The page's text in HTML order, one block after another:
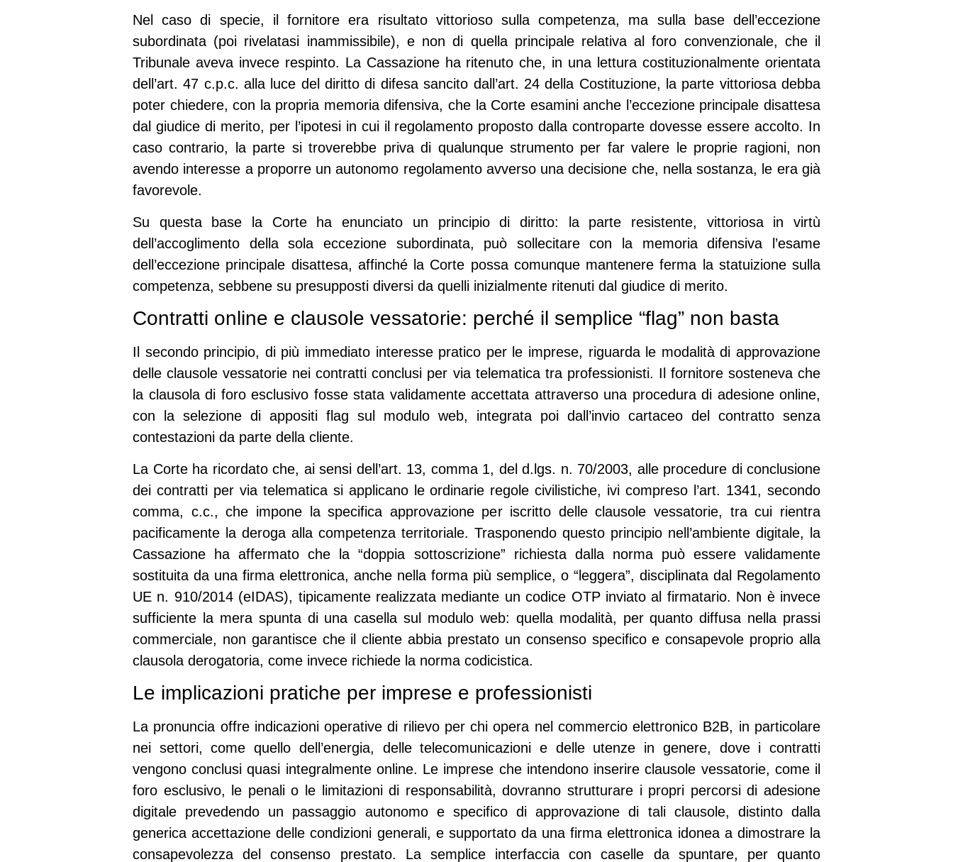
Nel caso di specie, il fornitore era risultato vittorioso sulla competenza, ma sulla base dell’eccezione
subordinata (poi rivelatasi inammissibile), e non di quella principale relativa al foro convenzionale, che il
Tribunale aveva invece respinto. La Cassazione ha ritenuto che, in una lettura costituzionalmente orientata
dell’art. 47 c.p.c. alla luce del diritto di difesa sancito dall’art. 24 della Costituzione, la parte vittoriosa debba
poter chiedere, con la propria memoria difensiva, che la Corte esamini anche l’eccezione principale disattesa
dal giudice di merito, per l’ipotesi in cui il regolamento proposto dalla controparte dovesse essere accolto. In
caso contrario, la parte si troverebbe priva di qualunque strumento per far valere le proprie ragioni, non
avendo interesse a proporre un autonomo regolamento avverso una decisione che, nella sostanza, le era già
favorevole.
Su questa base la Corte ha enunciato un principio di diritto: la parte resistente, vittoriosa in virtù
dell’accoglimento della sola eccezione subordinata, può sollecitare con la memoria difensiva l’esame
dell’eccezione principale disattesa, affinché la Corte possa comunque mantenere ferma la statuizione sulla
competenza, sebbene su presupposti diversi da quelli inizialmente ritenuti dal giudice di merito.
Contratti online e clausole vessatorie: perché il semplice “flag” non basta
Il secondo principio, di più immediato interesse pratico per le imprese, riguarda le modalità di approvazione
delle clausole vessatorie nei contratti conclusi per via telematica tra professionisti. Il fornitore sosteneva che
la clausola di foro esclusivo fosse stata validamente accettata attraverso una procedura di adesione online,
con la selezione di appositi flag sul modulo web, integrata poi dall’invio cartaceo del contratto senza
contestazioni da parte della cliente.
La Corte ha ricordato che, ai sensi dell’art. 13, comma 1, del d.lgs. n. 70/2003, alle procedure di conclusione
dei contratti per via telematica si applicano le ordinarie regole civilistiche, ivi compreso l’art. 1341, secondo
comma, c.c., che impone la specifica approvazione per iscritto delle clausole vessatorie, tra cui rientra
pacificamente la deroga alla competenza territoriale. Trasponendo questo principio nell’ambiente digitale, la
Cassazione ha affermato che la “doppia sottoscrizione” richiesta dalla norma può essere validamente
sostituita da una firma elettronica, anche nella forma più semplice, o “leggera”, disciplinata dal Regolamento
UE n. 910/2014 (eIDAS), tipicamente realizzata mediante un codice OTP inviato al firmatario. Non è invece
sufficiente la mera spunta di una casella sul modulo web: quella modalità, per quanto diffusa nella prassi
commerciale, non garantisce che il cliente abbia prestato un consenso specifico e consapevole proprio alla
clausola derogatoria, come invece richiede la norma codicistica.
Le implicazioni pratiche per imprese e professionisti
La pronuncia offre indicazioni operative di rilievo per chi opera nel commercio elettronico B2B, in particolare
nei settori, come quello dell’energia, delle telecomunicazioni e delle utenze in genere, dove i contratti
vengono conclusi quasi integralmente online. Le imprese che intendono inserire clausole vessatorie, come il
foro esclusivo, le penali o le limitazioni di responsabilità, dovranno strutturare i propri percorsi di adesione
digitale prevedendo un passaggio autonomo e specifico di approvazione di tali clausole, distinto dalla
generica accettazione delle condizioni generali, e supportato da una firma elettronica idonea a dimostrare la
consapevolezza del consenso prestato. La semplice interfaccia con caselle da spuntare, per quanto